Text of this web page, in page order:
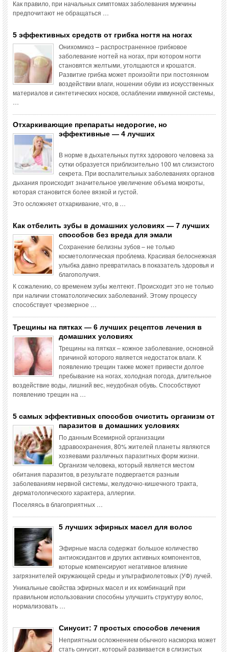
Как правило, при начальных симптомах заболевания мужчины
предпочитают не обращаться …
5 эффективных средств от грибка ногтя на ногах
Онихомикоз – распространенное грибковое
заболевание ногтей на ногах, при котором ногти
становятся желтыми, утолщаются и крошатся.
Развитие грибка может произойти при постоянном
воздействии влаги, ношении обуви из искусственных
материалов и синтетических носков, ослаблении иммунной системы,
…
Отхаркивающие препараты недорогие, но
эффективные — 4 лучших
В норме в дыхательных путях здорового человека за
сутки образуется приблизительно 100 мл слизистого
секрета. При воспалительных заболеваниях органов
дыхания происходит значительное увеличение объема мокроты,
которая становится более вязкой и густой.
Это осложняет отхаркивание, что, в …
Как отбелить зубы в домашних условиях — 7 лучших
способов без вреда для эмали
Сохранение белизны зубов – не только
косметологическая проблема. Красивая белоснежная
улыбка давно превратилась в показатель здоровья и
благополучия.
К сожалению, со временем зубы желтеют. Происходит это не только
при наличии стоматологических заболеваний. Этому процессу
способствует чрезмерное …
Трещины на пятках — 6 лучших рецептов лечения в
домашних условиях
Трещины на пятках – кожное заболевание, основной
причиной которого является недостаток влаги. К
появлению трещин также может привести долгое
пребывание на ногах, холодная погода, длительное
воздействие воды, лишний вес, неудобная обувь. Способствуют
появлению трещин на …
5 самых эффективных способов очистить организм от
паразитов в домашних условиях
По данным Всемирной организации
здравоохранения, 80% жителей планеты являются
хозяевами различных паразитных форм жизни.
Организм человека, который является местом
обитания паразитов, в результате подвергается разным
заболеваниям нервной системы, желудочно-кишечного тракта,
дерматологического характера, аллергии.
Поселяясь в благоприятных …
5 лучших эфирных масел для волос
Эфирные масла содержат большое количество
антиоксидантов и других активных компонентов,
которые компенсируют негативное влияние
загрязнителей окружающей среды и ультрафиолетовых (УФ) лучей.
Уникальные свойства эфирных масел и их комбинаций при
правильном использовании способны улучшить структуру волос,
нормализовать …
Синусит: 7 простых способов лечения
Неприятным осложнением обычного насморка может
стать синусит, который развивается в слизистых